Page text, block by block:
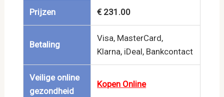
Prijzen € 231.00
Betaling
Visa, MasterCard,
Klarna, iDeal, Bankcontact
Veilige online
gezondheid
Kopen Online